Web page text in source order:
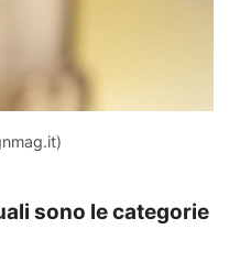
sono le categorie